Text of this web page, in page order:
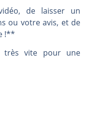
de laisser un
ou votre avis, et de
!**
vite pour une